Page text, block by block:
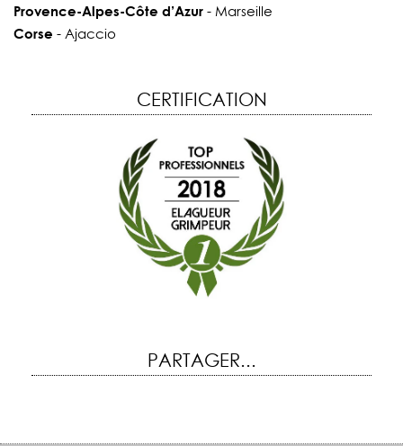
Provence-Alpes-Côte d’Azur- Marseille
Corse - Ajaccio
CERTIFICATION
PARTAGER...